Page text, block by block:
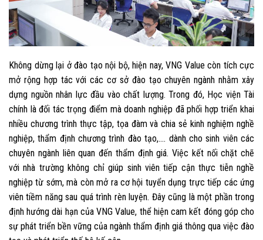
Không dừng lại ở đào tạo nội bộ, hiện nay, VNG Value còn tích cực
mở rộng hợp tác với các cơ sở đào tạo chuyên ngành nhằm xây
dựng nguồn nhân lực đầu vào chất lượng. Trong đó, Học viện Tài
chính là đối tác trọng điểm mà doanh nghiệp đã phối hợp triển khai
nhiều chương trình thực tập, tọa đàm và chia sẻ kinh nghiệm nghề
nghiệp, thẩm định chương trình đào tạo,…. dành cho sinh viên các
chuyên ngành liên quan đến thẩm định giá. Việc kết nối chặt chẽ
với nhà trường không chỉ giúp sinh viên tiếp cận thực tiễn nghề
nghiệp từ sớm, mà còn mở ra cơ hội tuyển dụng trực tiếp các ứng
viên tiềm năng sau quá trình rèn luyện. Đây cũng là một phần trong
định hướng dài hạn của VNG Value, thể hiện cam kết đóng góp cho
sự phát triển bền vững của ngành thẩm định giá thông qua việc đào